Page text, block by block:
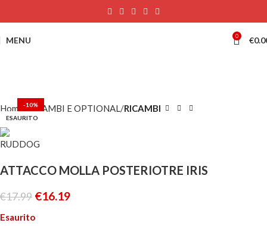
MENU 0 €
-10%
ESAURITO
Home RICAMBI E OPTIONAL RICAMBI
ATTACCO MOLLA POSTERIOTRE IRIS
€17.99 €16.19
Esaurito